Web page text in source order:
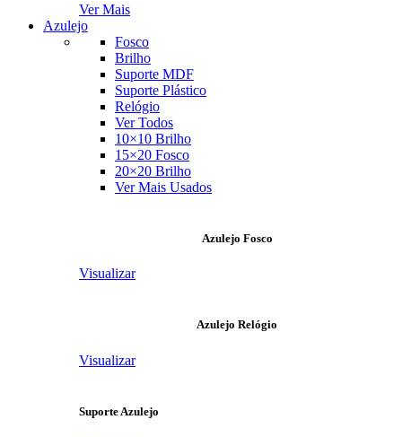
Ver Mais
Azulejo
Fosco
Brilho
Suporte MDF
Suporte Plástico
Relógio
Ver Todos
10×10 Brilho
15×20 Fosco
20×20 Brilho
Ver Mais Usados
Azulejo Fosco
Visualizar
Azulejo Relógio
Visualizar
Suporte Azulejo